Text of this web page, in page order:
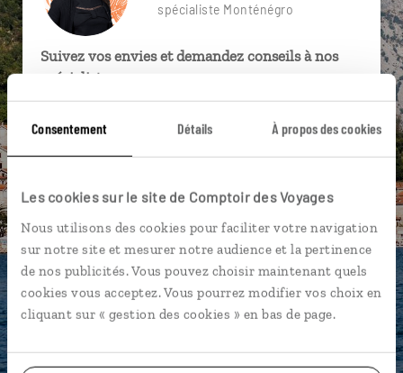
Consentement Détails À propos des cookies
Les cookies sur le site de Comptoir des Voyages
Nous utilisons des cookies pour faciliter votre navigation
sur notre site et mesurer notre audience et la pertinence
de nos publicités. Vous pouvez choisir maintenant quels
cookies vous acceptez. Vous pourrez modifier vos choix en
cliquant sur « gestion des cookies » en bas de page.
spécialiste Monténégro
Suivez vos envies et demandez conseils à nos
spécialistes
près de vos envies et de la réalité du pays.
connectés en agence, mais aussi par email ou
Vous gardez le même interlocuteur avant,
pendant et après votre voyage.